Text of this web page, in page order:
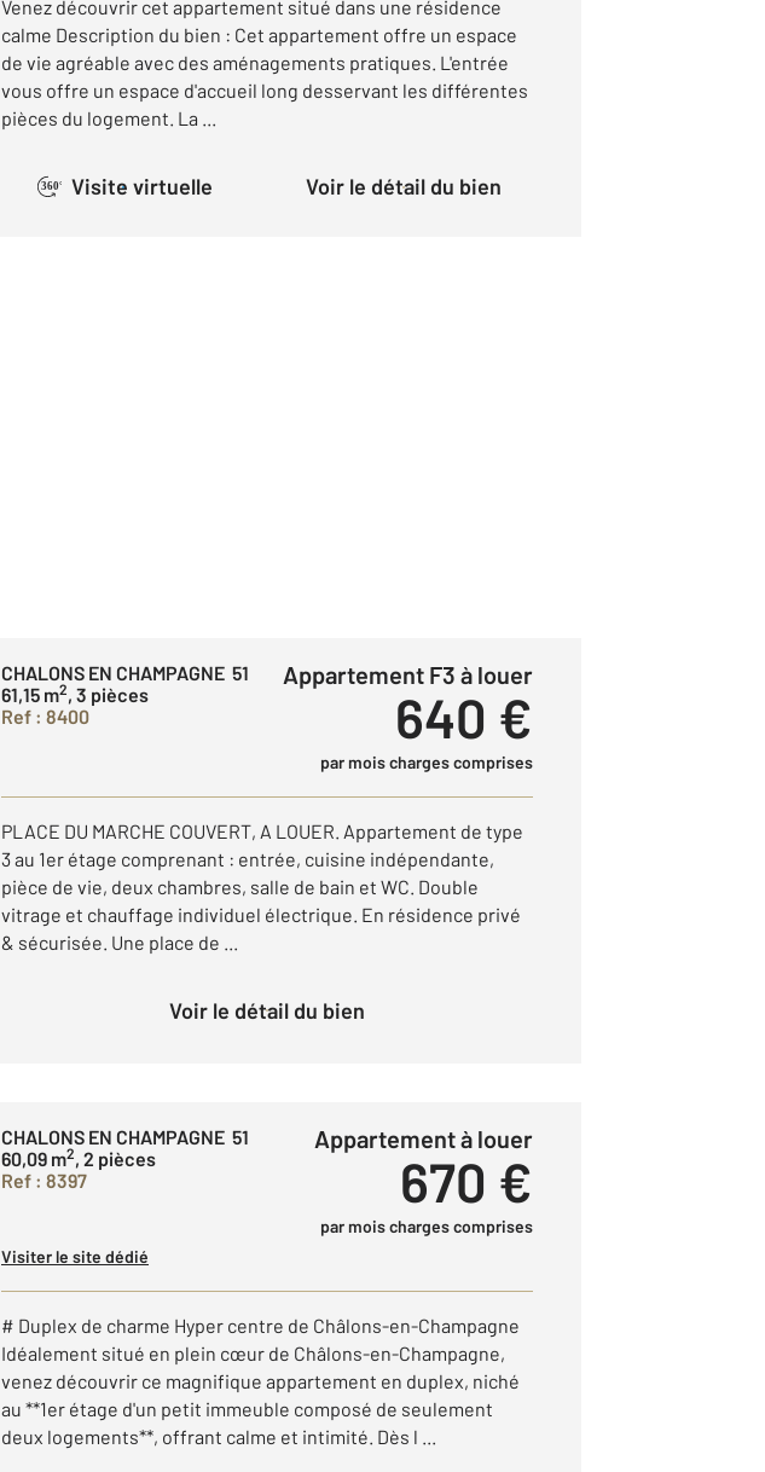
Venez découvrir cet appartement situé dans une résidence
calme Description du bien : Cet appartement offre un espace
de vie agréable avec des aménagements pratiques. L'entrée
vous offre un espace d'accueil long desservant les différentes
pièces du logement. La ...
360° Visite virtuelle Voir le détail du bien
CHALONS EN CHAMPAGNE 51
61,15 m2, 3 pièces
Ref : 8400
Appartement F3 à louer
640 €
par mois charges comprises
PLACE DU MARCHE COUVERT, A LOUER. Appartement de type
3 au 1er étage comprenant : entrée, cuisine indépendante,
pièce de vie, deux chambres, salle de bain et WC. Double
vitrage et chauffage individuel électrique. En résidence privé
& sécurisée. Une place de ...
Voir le détail du bien
CHALONS EN CHAMPAGNE 51
60,09 m2, 2 pièces
Ref : 8397
Appartement à louer
670 €
par mois charges comprises
Visiter le site dédié
# Duplex de charme Hyper centre de Châlons-en-Champagne
Idéalement situé en plein cœur de Châlons-en-Champagne,
venez découvrir ce magnifique appartement en duplex, niché
au **1er étage d'un petit immeuble composé de seulement
deux logements**, offrant calme et intimité. Dès l ...